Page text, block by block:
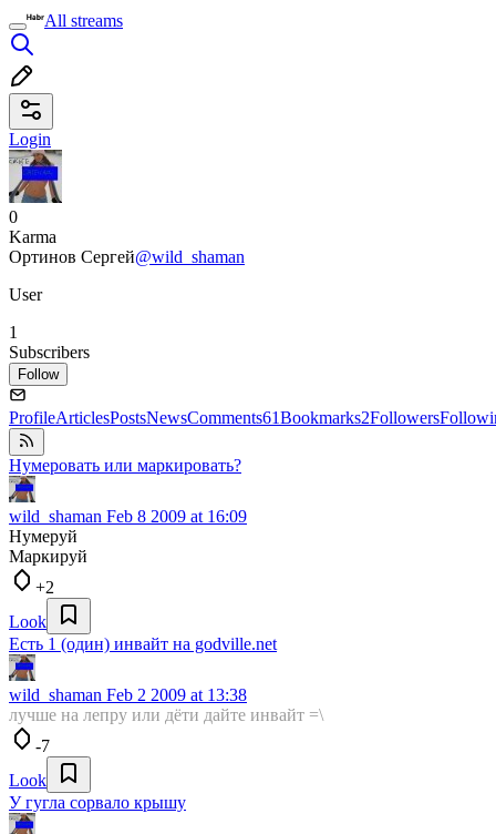
All streams
Login
0
Karma
Ортинов Сергей@wild_shaman
User
1
Subscribers
Follow
ProfileArticlesPostsNewsComments61Bookmarks2Followers
Нумеровать или маркировать?
wild_shaman Feb 8 2009 at 16:09
Нумеруй
Маркируй
+2
Look
Есть 1 (один) инвайт на godville.net
wild_shaman Feb 2 2009 at 13:38
лучше на лепру или дёти дайте инвайт =\
-7
Look
У гугла сорвало крышу